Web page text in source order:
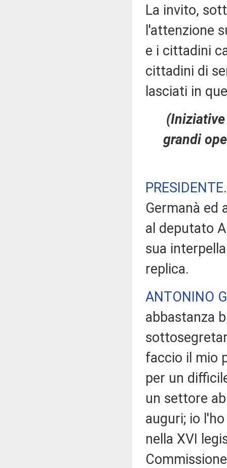
La invito,
l'attenzione
e i cittadini
cittadini di
lasciati in
grandi
PRESIDENTE
Germanà ed
al deputato
sua
replica.
ANTONINO
abbastanza
faccio il mio
per un
un settore
auguri; io
nella XVI